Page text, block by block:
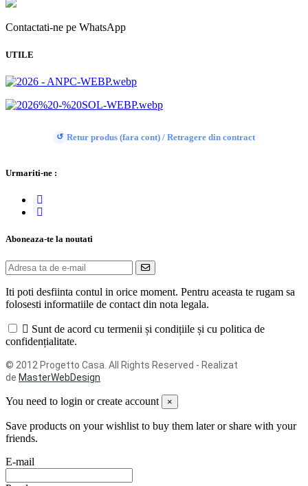
Contactati-ne pe WhatsApp
UTILE
↺ Retur produs (fara cont) / Retragere din contract
Urmariti-ne :
Aboneaza-te la noutati
Iti poti desfiinta contul in orice moment. Pentru aceasta te rugam sa
folosesti informatiile de contact din nota legala.
Sunt de acord cu termenii și condițiile și cu politica de
confidențialitate.
© 2012 Progetto Casa. All Rights Reserved - Realizat
de MasterWebDesign
You need to login or create account ×
Save products on your wishlist to buy them later or share with your
friends.
E-mail